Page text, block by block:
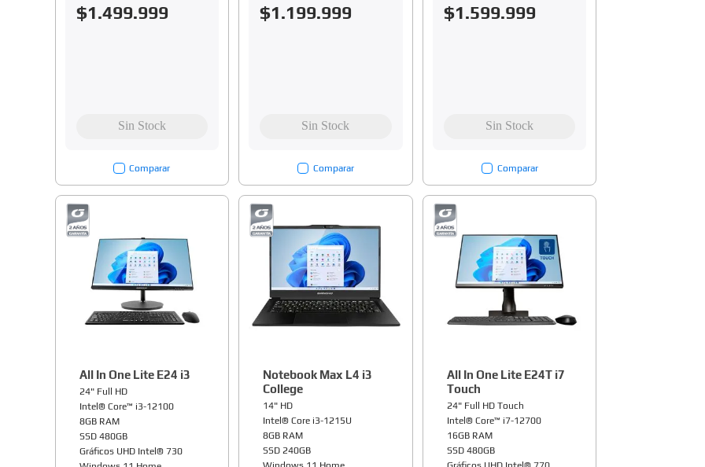
$1.499.999
Comparar
$1.199.999
Comparar
$1.599.999
Comparar
All In One Lite E24 i3
24" Full HD
Intel® Core™ i3-12100
8GB RAM
SSD 480GB
Gráficos UHD Intel® 730
Notebook Max L4 i3
College
14" HD
Intel® Core i3-1215U
8GB RAM
SSD 240GB
All In One Lite E24T i7
Touch
24" Full HD Touch
Intel® Core™ i7-12700
16GB RAM
SSD 480GB